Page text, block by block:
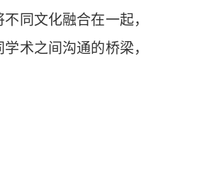
同文化融合在一起，
术之间沟通的桥梁，